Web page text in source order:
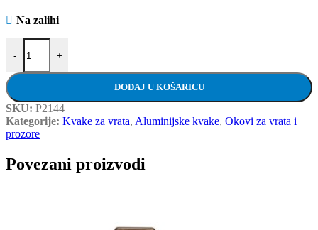
Na zalihi
-
Kvaka F1350 +štit 3000B - ključ F1 količina
+
DODAJ U KOŠARICU
SKU: P2144
Kategorije: Kvake za vrata, Aluminijske kvake, Okovi za vrata i
prozore
Povezani proizvodi